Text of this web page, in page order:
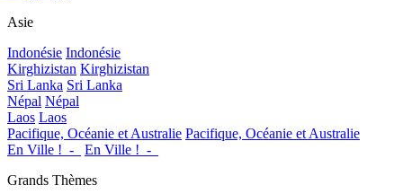
Asie
Indonésie Indonésie
Kirghizistan Kirghizistan
Sri Lanka Sri Lanka
Népal Népal
Laos Laos
Pacifique, Océanie et Australie Pacifique, Océanie et Australie
En Ville !_-_
En Ville !_-_
Grands Thèmes